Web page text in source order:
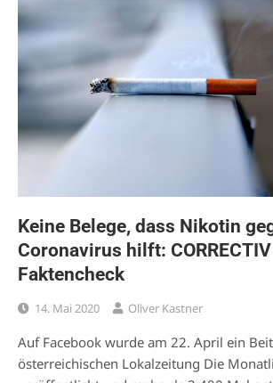
Keine Belege, dass Nikotin
Coronavirus hilft:
Faktencheck
14. Mai 2020 Oliver Kastner
Auf Facebook wurde am 22. April ein
österreichischen Lokalzeitung Die